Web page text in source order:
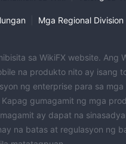
Mga Regional Division
sa WikiFX website. Ang
na produkto nito ay isang
ng enterprise para sa mga
gumagamit ng mga
ay dapat na
na batas at regulasyon ng